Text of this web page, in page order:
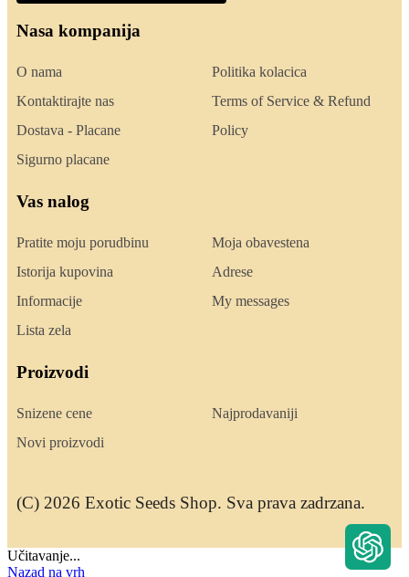
Nasa kompanija
O nama
Kontaktirajte nas
Dostava - Placane
Sigurno placane
Politika kolacica
Terms of Service & Refund
Policy
Vas nalog
Pratite moju porudbinu
Istorija kupovina
Informacije
Lista zela
Moja obavestena
Adrese
My messages
Proizvodi
Snizene cene
Novi proizvodi
Najprodavaniji
(C) 2026 Exotic Seeds Shop. Sva prava zadrzana.
Učitavanje...
Nazad na vrh